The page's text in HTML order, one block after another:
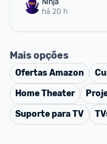
há 20 h
Mais opções
OfertasAmazon
Home Theater
Suporte para TV